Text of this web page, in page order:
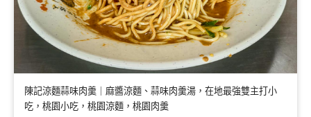
陳記涼麵蒜味肉羹｜麻醬涼麵、蒜味肉羹湯，在地最強雙主打小
吃，桃園小吃，桃園涼麵，桃園肉羹